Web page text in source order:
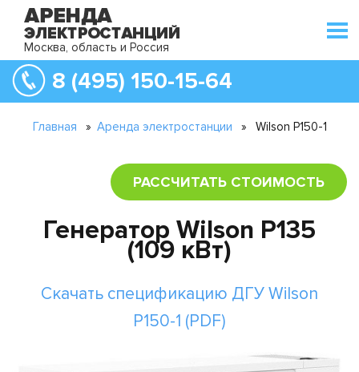
Москва, область и Россия
8 (495) 150-15-64
Главная » Аренда электростанции » Wilson P150-1
РАССЧИТАТЬ СТОИМОСТЬ
Генератор Wilson P135
(109 кВт)
Скачать спецификацию ДГУ Wilson
P150-1 (PDF)